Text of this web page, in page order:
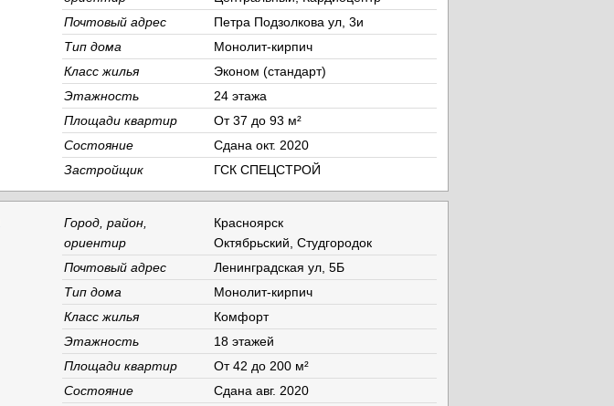
Почтовый адрес
Петра Подзолкова ул, 3и
Тип дома
Монолит-кирпич
Класс жилья
Эконом (стандарт)
Этажность
24 этажа
Площади квартир
От 37 до 93 м²
Состояние
Cдана окт. 2020
Застройщик
ГСК СПЕЦСТРОЙ
Город, район,
ориентир
Красноярск
Октябрьский, Студгородок
Почтовый адрес
Ленинградская ул, 5Б
Тип дома
Монолит-кирпич
Класс жилья
Комфорт
Этажность
18 этажей
Площади квартир
От 42 до 200 м²
Состояние
Cдана авг. 2020